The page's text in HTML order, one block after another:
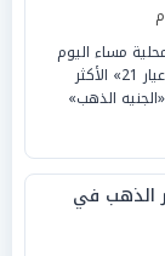
مساء اليوم
الأحد 2 أغسطس؛ حيث انخفض جرام «عيار 21» الأكثر
تراجع «الجنيه الذهب»
الذهب في